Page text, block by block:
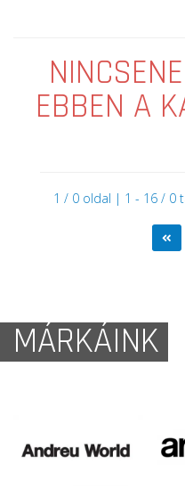
EBBEN A
1 / 0 oldal | 1 - 16 / 0
MÁRKÁINK